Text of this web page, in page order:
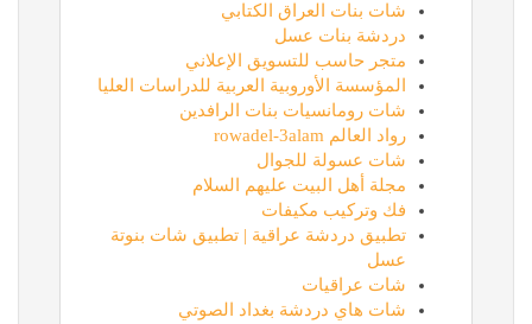
شات بنات العراق الكتابي
دردشة بنات عسل
متجر حاسب للتسويق الإعلاني
المؤسسة الأوروبية العربية للدراسات العليا
شات رومانسيات بنات الرافدين
رواد العالم rowadel-3alam
شات عسولة للجوال
مجلة أهل البيت عليهم السلام
فك وتركيب مكيفات
تطبيق دردشة عراقية | تطبيق شات بنوتة
عسل
شات عراقيات
شات هاي دردشة بغداد الصوتي